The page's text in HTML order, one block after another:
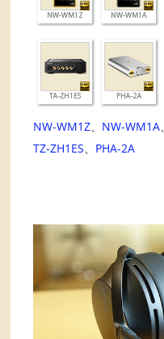
NW-WM1Z NW-WM1A
TZ-ZH1ES
PHA-2A